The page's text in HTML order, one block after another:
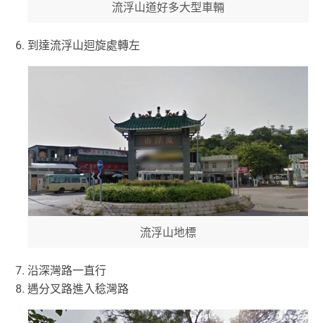
流浮山道好多大型車輛
到達流浮山迴旋處轉左
流浮山地標
沿深灣路一直行
遇分叉路進入稔灣路